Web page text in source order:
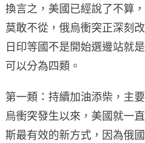
換言之，美國已經說了不算
莫敢不從，俄烏衝突正深刻
日印等國不是開始選邊站就
可以分為四類。
第一類：持續加油添柴，主
烏衝突發生以來，美國就一
斯最有效的新方式，因為俄